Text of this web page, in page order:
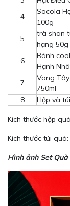
4
Socola
100g
5
trà shan
hạng 50g
6
Bánh
Hạnh
7
Vang
750ml
8
Hộp và
Kích thước hộp
Kích thước túi
Hình ảnh Set